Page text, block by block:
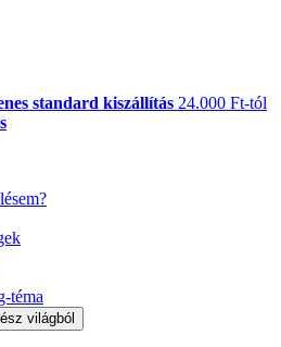
standard kiszállítás 24.000 Ft-tól
téma